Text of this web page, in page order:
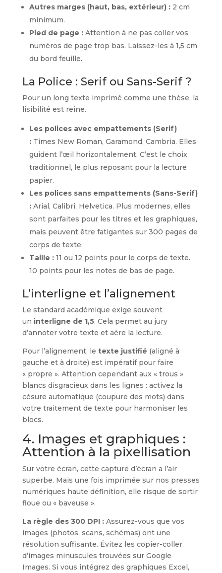
Autres marges (haut, bas, extérieur) :2 cm
minimum.
Pied de page :Attention à ne pas coller vos
numéros de page trop bas. Laissez-les à 1,5 cm
du bord feuille.
La Police : Serif ou Sans-Serif ?
Pour un long texte imprimé comme une thèse, la
lisibilité est reine.
Les polices avec empattements (Serif)
:Times New Roman, Garamond, Cambria. Elles
guident l’œil horizontalement. C’est le choix
traditionnel, le plus reposant pour la lecture
papier.
Les polices sans empattements (Sans-Serif)
:Arial, Calibri, Helvetica. Plus modernes, elles
sont parfaites pour les titres et les graphiques,
mais peuvent être fatigantes sur 300 pages de
corps de texte.
Taille :11 ou 12 points pour le corps de texte.
10 points pour les notes de bas de page.
L’interligne et l’alignement
Le standard académique exige souvent
un interligne de 1,5. Cela permet au jury
d’annoter votre texte et aère la lecture.
Pour l’alignement, le texte justifié (aligné à
gauche et à droite) est impératif pour faire
« propre ». Attention cependant aux « trous »
blancs disgracieux dans les lignes : activez la
césure automatique (coupure des mots) dans
votre traitement de texte pour harmoniser les
blocs.
4. Images et graphiques :
Attention à la pixellisation
Sur votre écran, cette capture d’écran a l’air
superbe. Mais une fois imprimée sur nos presses
numériques haute définition, elle risque de sortir
floue ou « baveuse ».
La règle des 300 DPI :Assurez-vous que vos
images (photos, scans, schémas) ont une
résolution suffisante. Évitez les copier-coller
d’images minuscules trouvées sur Google
Images. Si vous intégrez des graphiques Excel,